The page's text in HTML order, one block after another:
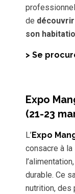
de
son
> Se
Expo
(21-23
L’Expo
consacre à
durable. Ce
nutrition, des